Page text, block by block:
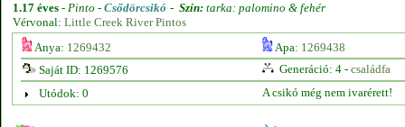
1.17 éves - Pinto - Csődörcsikó - Szín: tarka: palomino & fehér
Vérvonal: Little Creek River Pintos
Anya: 1269432 Apa: 1269438
Saját ID: 1269576
Generáció: 4 - családfa
Utódok: 0
A csikó még nem ivarérett!